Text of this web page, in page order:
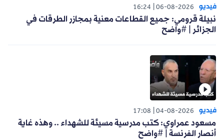
فيديو 06-08-2026
16:24
نبيلة قرومي: جميع القطاعات معنية بمجازر الطرقات في
الجزائر | #واضح
فيديو 04-08-2026
17:08
مسعود عمراوي: كتب مدرسية مسيئة للشهداء .. وهذه غاية
أنصار الفرنسة | #واضح